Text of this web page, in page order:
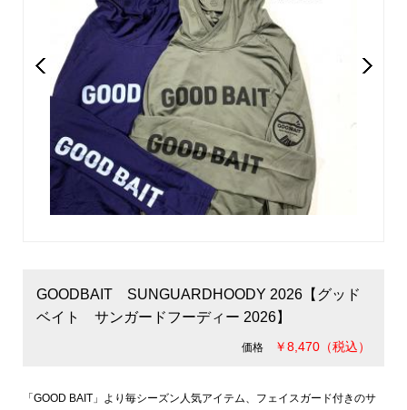
GOODBAIT SUNGUARDHOODY 2026【グッド
ベイト サンガードフーディー 2026】
価格 ￥8,470（税込）
「GOOD BAIT」より毎シーズン人気アイテム、フェイスガード付きのサ